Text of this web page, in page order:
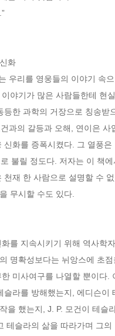
화
우리를 영웅들의 이야기 속
야기가 많은 사람들한테 현
한 과학의 거장으로 칭송
과의 갈등과 오해, 연이은
신화를 증폭시켰다. 그 열풍
불릴 정도다. 저자는 이 책
천재 한 사람으로 설명할 수
무시할 수도 있다.
를 지속시키기 위해 역사학
명확성보다는 뉘앙스에 초
미사여구를 나열할 뿐이
라를 방해했는지, 에디슨
을 했는지, J. P. 모건이 테
테슬라의 삶을 따라가며 그